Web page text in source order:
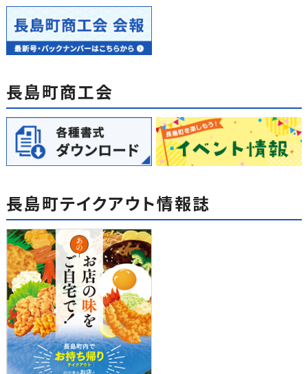
長島町商工会
長島町テイクアウト情報誌